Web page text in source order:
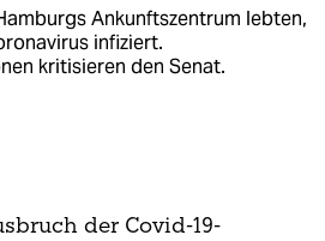
Ankunftszentrum lebten,
infiziert.
kritisieren den Senat.
der Covid-19-